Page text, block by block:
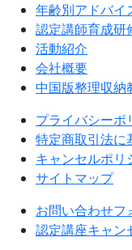
年齢別アドバイ
認定講師育成研
活動紹介
会社概要
中国版整理収納
プライバシーポ
特定商取引法に
キャンセルポリ
サイトマップ
お問い合わせフ
認定講座キャン